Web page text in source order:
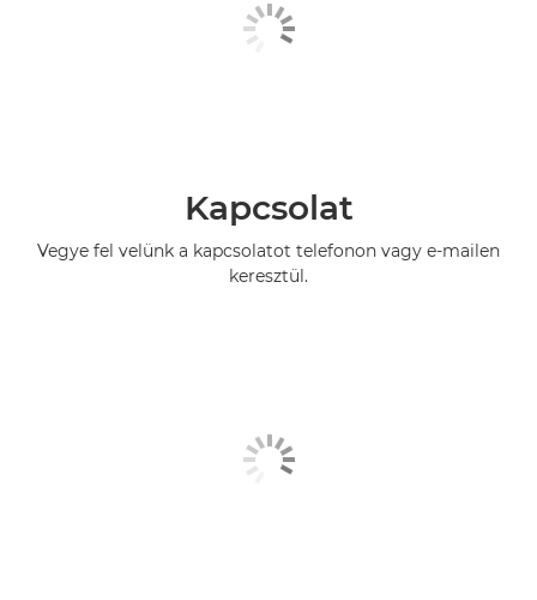
Kapcsolat
Vegye fel velünk a kapcsolatot telefonon vagy e-mailen
keresztül.